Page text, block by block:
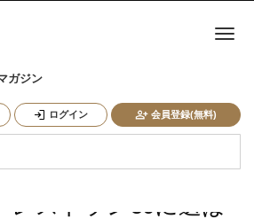
ガジン
ログイン 会員登録(無料)
ナ
レストラン50に選ば